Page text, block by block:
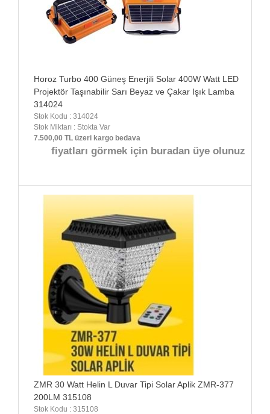
Horoz Turbo 400 Güneş Enerjili Solar 400W Watt LED
Projektör Taşınabilir Sarı Beyaz ve Çakar Işık Lamba
314024
Stok Kodu : 314024
Stok Miktarı : Stokta Var
7.500,00 TL üzeri kargo bedava
fiyatları görmek için buradan üye olunuz
ZMR 30 Watt Helin L Duvar Tipi Solar Aplik ZMR-377
200LM 315108
Stok Kodu : 315108